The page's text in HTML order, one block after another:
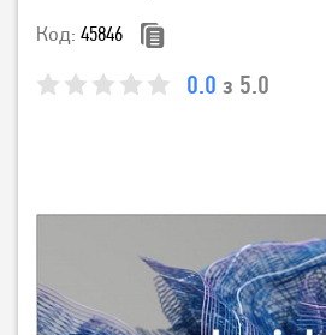
Код: 45846
0.0 з 5.0